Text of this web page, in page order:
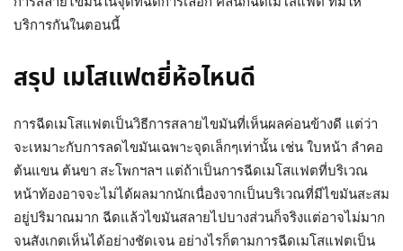
บริการกันในตอนนี้
สรุป เมโสแฟตยี่ห้อไหนดี
การฉีดเมโสแฟตเป็นวิธีการสลายไขมันที่เห็นผลค่อนข้างดี แต่ว่า
จะเหมาะกับการลดไขมันเฉพาะจุดเล็กๆเท่านั้น เช่น ใบหน้า ลำคอ
ต้นแขน ต้นขา สะโพกฯลฯ แต่ถ้าเป็นการฉีดเมโสแฟตที่บริเวณ
หน้าท้องอาจจะไม่ได้ผลมากนักเนื่องจากเป็นบริเวณที่มีไขมันสะสม
อยู่ปริมาณมาก ฉีดแล้วไขมันสลายไปบางส่วนก็จริงแต่อาจไม่มาก
จนสังเกตเห็นได้อย่างชัดเจน อย่างไรก็ตามการฉีดเมโสแฟตเป็น